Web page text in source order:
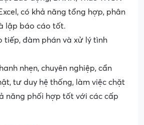
có khả năng tổng hợp, phân
lập báo cáo tốt.
tiếp, đàm phán và xử lý tình
nhẹn, chuyên nghiệp, cẩn
tư duy hệ thống, làm việc chặt
năng phối hợp tốt với các cấp